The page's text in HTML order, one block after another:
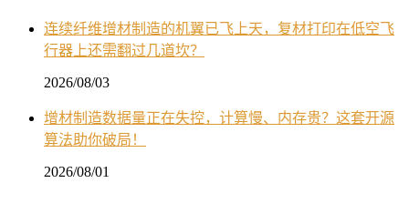
连续纤维增材制造的机翼已飞上天，复材打印在低空飞
行器上还需翻过几道坎？
2026/08/03
增材制造数据量正在失控，计算慢、内存贵？这套开源
算法助你破局！
2026/08/01